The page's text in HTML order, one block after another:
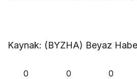
Kaynak: (BYZHA) Beyaz
0 0 0